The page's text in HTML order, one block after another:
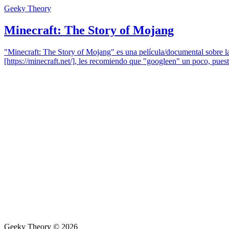
Geeky Theory
Minecraft: The Story of Mojang
"Minecraft: The Story of Mojang" es una película/documental sobre
[https://minecraft.net/], les recomiendo que "googleen" un poco,
Geeky Theory © 2026